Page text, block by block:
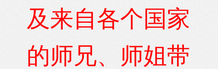
及来自各个国家
的师兄、师姐带